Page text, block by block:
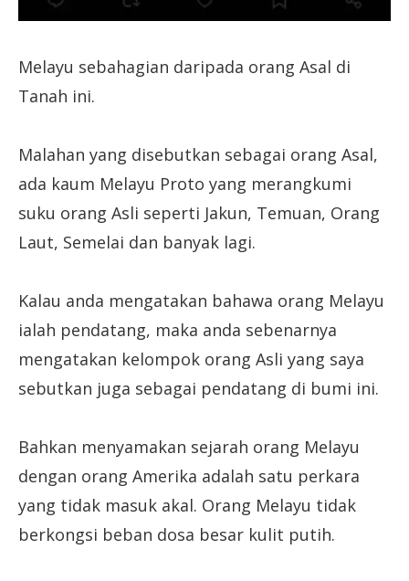
Melayu sebahagian daripada orang Asal di
Tanah ini.
Malahan yang disebutkan sebagai orang Asal,
ada kaum Melayu Proto yang merangkumi
suku orang Asli seperti Jakun, Temuan, Orang
Laut, Semelai dan banyak lagi.
Kalau anda mengatakan bahawa orang Melayu
ialah pendatang, maka anda sebenarnya
mengatakan kelompok orang Asli yang saya
sebutkan juga sebagai pendatang di bumi ini.
Bahkan menyamakan sejarah orang Melayu
dengan orang Amerika adalah satu perkara
yang tidak masuk akal. Orang Melayu tidak
berkongsi beban dosa besar kulit putih.